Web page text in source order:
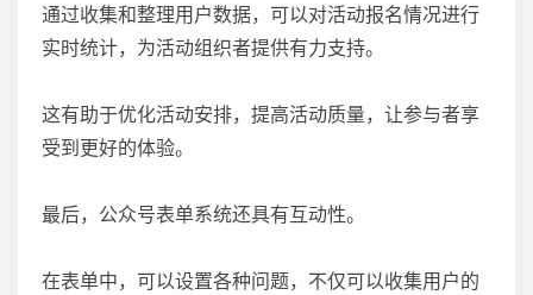
通过收集和整理用户数据，可以对活动报名情况进行
实时统计，为活动组织者提供有力支持。
这有助于优化活动安排，提高活动质量，让参与者享
受到更好的体验。
最后，公众号表单系统还具有互动性。
在表单中，可以设置各种问题，不仅可以收集用户的